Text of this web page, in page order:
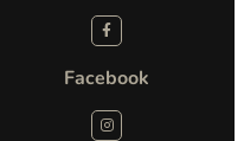
Facebook